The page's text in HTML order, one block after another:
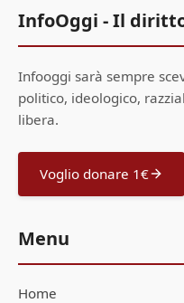
InfoOggi - Il
Infooggi sarà sempre
politico, ideologico,
libera.
Voglio donare 1€
Menu
Home